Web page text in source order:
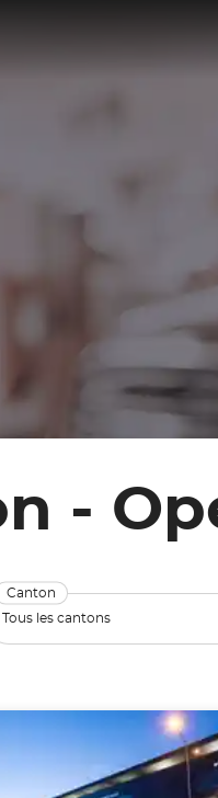
-
Canton